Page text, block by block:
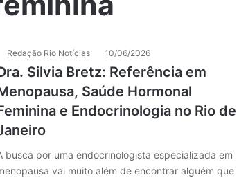
Redação Rio Notícias 10/06/2026
Silvia Bretz: Referência em
Saúde Hormonal
e Endocrinologia no Rio de
busca por uma endocrinologista especializada em
vai muito além de encontrar alguém que